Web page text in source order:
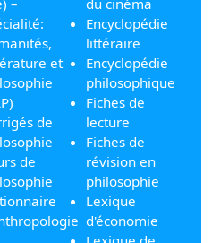
–
et
de
de
du cinéma
Encyclopédie
littéraire
Encyclopédie
philosophique
Fiches de
lecture
Fiches de
révision en
philosophie
Lexique
d'économie